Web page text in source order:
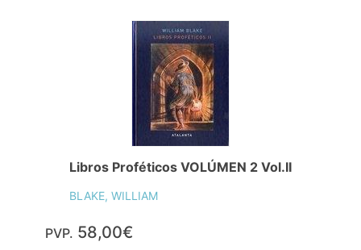
Libros Proféticos VOLÚMEN 2 Vol.II
BLAKE, WILLIAM
PVP. 58,00€